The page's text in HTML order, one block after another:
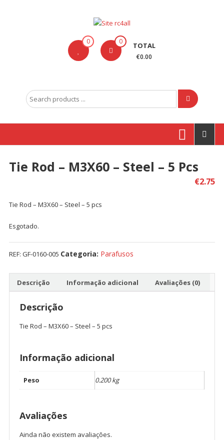
Carson
outras
0 0 TOTAL
€0.00
Search
for:
Tie Rod – M3X60 – Steel – 5 Pcs
€2.75
Tie Rod – M3X60 – Steel – 5 pcs
Esgotado.
REF: GF-0160-005 Categoria: Parafusos
Descrição Informação adicional Avaliações (0)
Descrição
Tie Rod – M3X60 – Steel – 5 pcs
Informação adicional
Peso 0.200 kg
Avaliações
Ainda não existem avaliações.